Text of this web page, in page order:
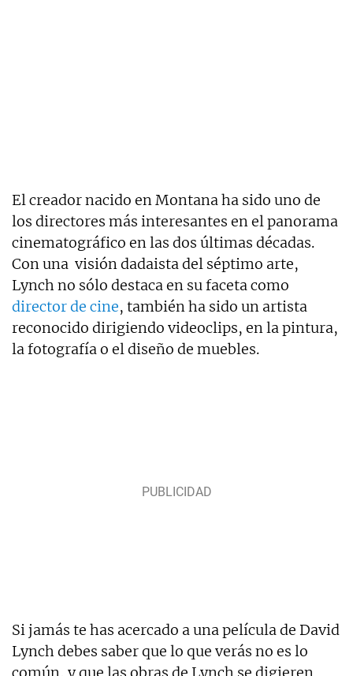
El creador nacido en Montana ha sido uno de
los directores más interesantes en el panorama
cinematográfico en las dos últimas décadas.
Con una visión dadaista del séptimo arte,
Lynch no sólo destaca en su faceta como
director de cine, también ha sido un artista
reconocido dirigiendo videoclips, en la pintura,
la fotografía o el diseño de muebles.
Si jamás te has acercado a una película de David
Lynch debes saber que lo que verás no es lo
común, y que las obras de Lynch se digieren